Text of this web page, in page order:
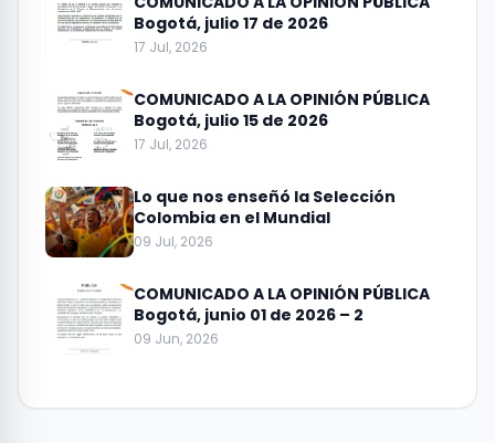
Bogotá, julio 17 de 2026
17 Jul, 2026
COMUNICADO A LA OPINIÓN PÚBLICA
Bogotá, julio 15 de 2026
17 Jul, 2026
Lo que nos enseñó la Selección
Colombia en el Mundial
09 Jul, 2026
COMUNICADO A LA OPINIÓN PÚBLICA
Bogotá, junio 01 de 2026 – 2
09 Jun, 2026